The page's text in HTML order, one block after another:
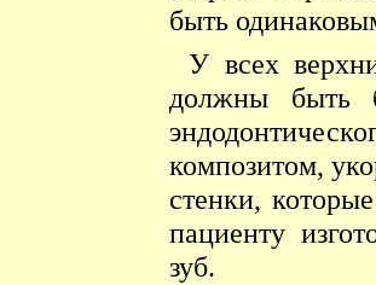
быть
У всех
должны быть
композитом,
стенки,
пациенту
зуб.